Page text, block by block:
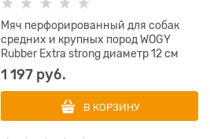
Мяч перфорированный для собак
средних и крупных пород WOGY
Rubber Extra strong диаметр 12 см
1 197 руб.
В КОРЗИНУ